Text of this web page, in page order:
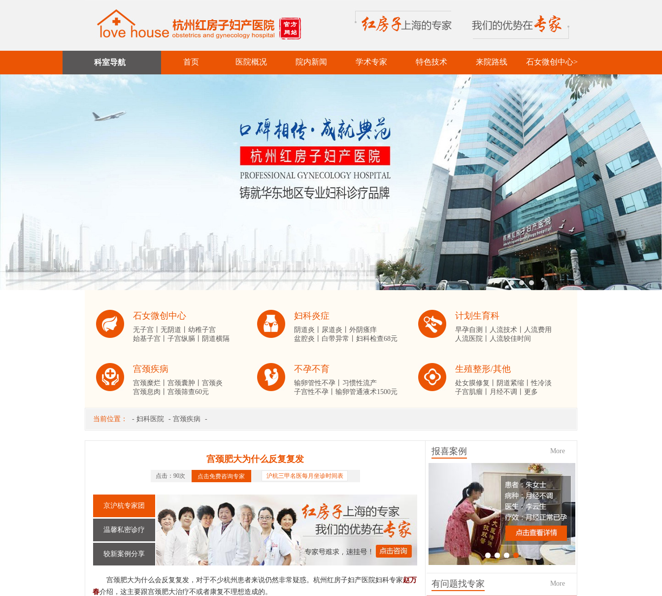
科室导航 首页 医院概况 院内新闻 学术专家 特色技术 来院路线 石女微创中心>
石女微创中心
无子宫丨 无阴道丨 幼稚子宫
始基子宫丨 子宫纵膈丨 阴道横隔
妇科炎症
阴道炎丨 尿道炎丨 外阴瘙痒
盆腔炎丨 白带异常丨 妇科检查68元
计划生育科
早孕自测丨 人流技术丨
人流费用
人流医院丨
人流较佳时间
宫颈疾病
宫颈糜烂丨 宫颈囊肿丨 宫颈炎
宫颈息肉丨 宫颈筛查60元
不孕不育
输卵管性不孕丨 习惯性流产
子宫性不孕丨 输卵管通液术1500元
生殖整形/其他
处女膜修复丨 阴道紧缩丨性冷淡
子宫肌瘤丨
月经不调丨 更多
当前位置： - 妇科医院 - 宫颈疾病 -
宫颈肥大为什么反复复发
点击：90次 点击免费咨询专家 沪杭三甲名医每月坐诊时间表
京沪杭专家团
温馨私密诊疗
较新案例分享
宫颈肥大为什么会反复复发，对于不少杭州患者来说仍然非常疑惑。杭州红房子妇产医院妇科专家赵万
春介绍，这主要跟宫颈肥大治疗不或者康复不理想造成的。
报喜案例 More
1 2 3 4
有问题找专家 More